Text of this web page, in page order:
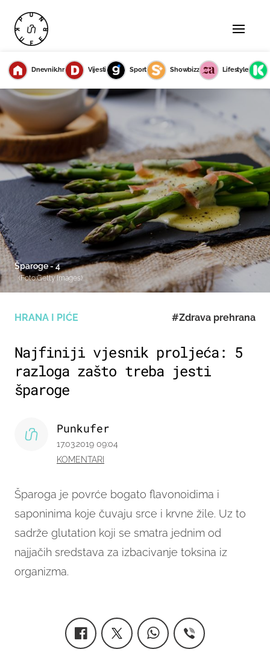
Dnevnik.hr Vijesti Sport Showbizz Lifestyle
HRANA I PIĆE #Zdrava prehrana
Najfiniji vjesnik proljeća: 5
razloga zašto treba jesti
šparoge
Šparoga je povrće bogato flavonoidima i
saponinima koje čuvaju srce i krvne žile. Uz to
sadrže glutation koji se smatra jednim od
najjačih sredstava za izbacivanje toksina iz
organizma.
Punkufer
17.03.2019 09:04
KOMENTARI
Šparoge - 4
(Foto:Getty Images)